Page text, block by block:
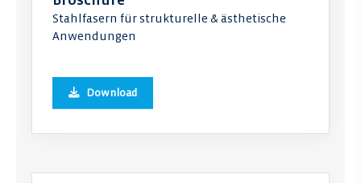
Stahlfasern für strukturelle & ästhetische
Anwendungen
Download